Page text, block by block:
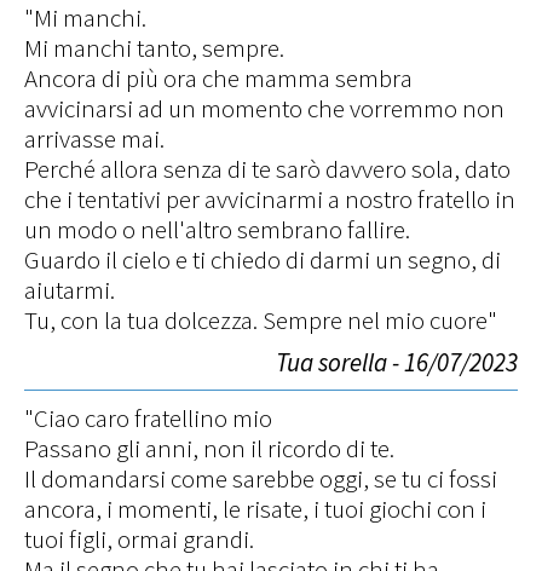
"Mi manchi.
Mi manchi tanto, sempre.
Ancora di più ora che mamma sembra
avvicinarsi ad un momento che vorremmo non
arrivasse mai.
Perché allora senza di te sarò davvero sola, dato
che i tentativi per avvicinarmi a nostro fratello in
un modo o nell'altro sembrano fallire.
Guardo il cielo e ti chiedo di darmi un segno, di
aiutarmi.
Tu, con la tua dolcezza. Sempre nel mio cuore"
Tua sorella - 16/07/2023
"Ciao caro fratellino mio
Passano gli anni, non il ricordo di te.
Il domandarsi come sarebbe oggi, se tu ci fossi
ancora, i momenti, le risate, i tuoi giochi con i
tuoi figli, ormai grandi.